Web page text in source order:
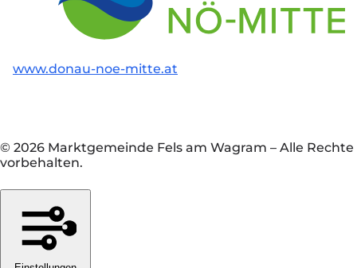
www.donau-noe-mitte.at
© 2026 Marktgemeinde Fels am Wagram – Alle Rechte
vorbehalten.